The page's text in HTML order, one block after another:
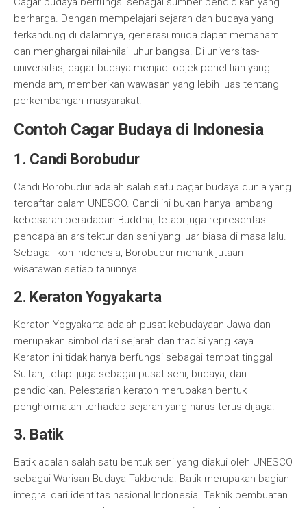
berharga. Dengan mempelajari sejarah dan budaya yang
terkandung di dalamnya, generasi muda dapat memahami
dan menghargai nilai-nilai luhur bangsa. Di universitas-
universitas, cagar budaya menjadi objek penelitian yang
mendalam, memberikan wawasan yang lebih luas tentang
perkembangan masyarakat.
Contoh Cagar Budaya di Indonesia
1. Candi Borobudur
Candi Borobudur adalah salah satu cagar budaya dunia yang
terdaftar dalam UNESCO. Candi ini bukan hanya lambang
kebesaran peradaban Buddha, tetapi juga representasi
pencapaian arsitektur dan seni yang luar biasa di masa lalu.
Sebagai ikon Indonesia, Borobudur menarik jutaan
wisatawan setiap tahunnya.
2. Keraton Yogyakarta
Keraton Yogyakarta adalah pusat kebudayaan Jawa dan
merupakan simbol dari sejarah dan tradisi yang kaya.
Keraton ini tidak hanya berfungsi sebagai tempat tinggal
Sultan, tetapi juga sebagai pusat seni, budaya, dan
pendidikan. Pelestarian keraton merupakan bentuk
penghormatan terhadap sejarah yang harus terus dijaga.
3. Batik
Batik adalah salah satu bentuk seni yang diakui oleh UNESCO
sebagai Warisan Budaya Takbenda. Batik merupakan bagian
integral dari identitas nasional Indonesia. Teknik pembuatan